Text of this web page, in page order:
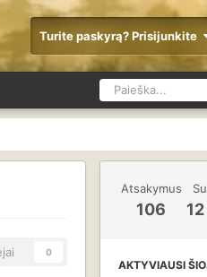
Turite paskyrą? Prisijunkite
0
Atsakymus
106
AKTYVIAUSI